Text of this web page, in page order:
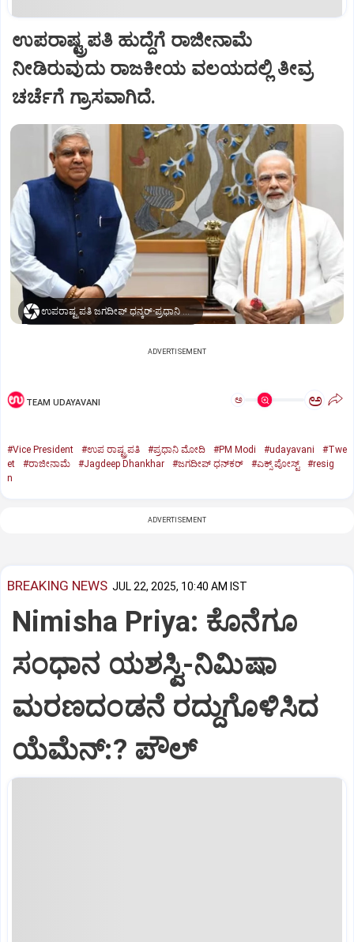
ಉಪರಾಷ್ಟ್ರಪತಿ ಹುದ್ದೆಗೆ ರಾಜೀನಾಮೆ
ನೀಡಿರುವುದು ರಾಜಕೀಯ ವಲಯದಲ್ಲಿ ತೀವ್ರ
ಚರ್ಚೆಗೆ ಗ್ರಾಸವಾಗಿದೆ.
ಉಪರಾಷ್ಟ್ರಪತಿ ಜಗದೀಪ್‌ ಧನ್ಕರ್-ಪ್ರಧಾನಿ ಮೋದಿ
ADVERTISEMENT
TEAM UDAYAVANI ಅ ಅ
#Vice President #ಉಪ ರಾಷ್ಟ್ರಪತಿ #ಪ್ರಧಾನಿ ಮೋದಿ #PM Modi #udayavani
#Twe
et
#ರಾಜೀನಾಮೆ #Jagdeep Dhankhar #ಜಗದೀಪ್‌ ಧನ್‌ಕರ್‌ #ಎಕ್ಸ್‌ ಪೋಸ್ಟ್
#resig
n
ADVERTISEMENT
BREAKING NEWS JUL 22, 2025, 10:40 AM IST
Nimisha Priya: ಕೊನೆಗೂ
ಸಂಧಾನ ಯಶಸ್ವಿ-ನಿಮಿಷಾ
ಮರಣದಂಡನೆ ರದ್ದುಗೊಳಿಸಿದ
ಯೆಮೆನ್:? ಪೌಲ್